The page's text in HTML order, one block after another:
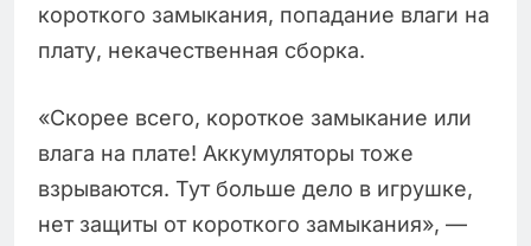
короткого замыкания, попадание влаги на
плату, некачественная сборка.
«Скорее всего, короткое замыкание или
влага на плате! Аккумуляторы тоже
взрываются. Тут больше дело в игрушке,
нет защиты от короткого замыкания», —